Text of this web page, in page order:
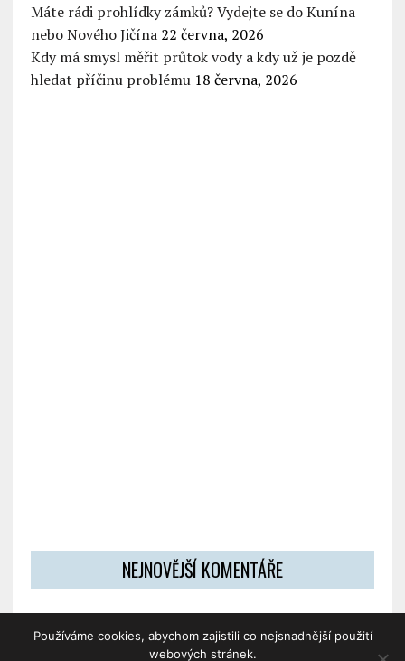
Máte rádi prohlídky zámků? Vydejte se do Kunína
nebo Nového Jičína 22 června, 2026
Kdy má smysl měřit průtok vody a kdy už je pozdě
hledat příčinu problému 18 června, 2026
NEJNOVĚJŠÍ KOMENTÁŘE
Používáme cookies, abychom zajistili co nejsnadnější použití
webových stránek.